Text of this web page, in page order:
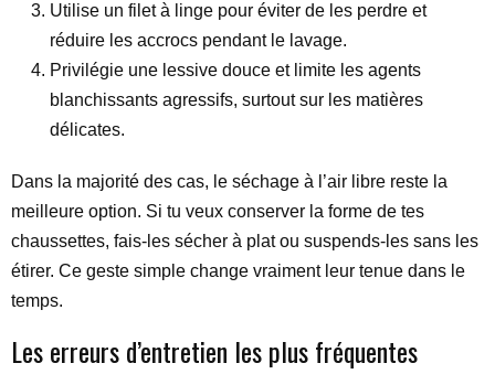
Utilise un filet à linge pour éviter de les perdre et
réduire les accrocs pendant le lavage.
Privilégie une lessive douce et limite les agents
blanchissants agressifs, surtout sur les matières
délicates.
Dans la majorité des cas, le séchage à l’air libre reste la
meilleure option. Si tu veux conserver la forme de tes
chaussettes, fais-les sécher à plat ou suspends-les sans les
étirer. Ce geste simple change vraiment leur tenue dans le
temps.
Les erreurs d’entretien les plus fréquentes